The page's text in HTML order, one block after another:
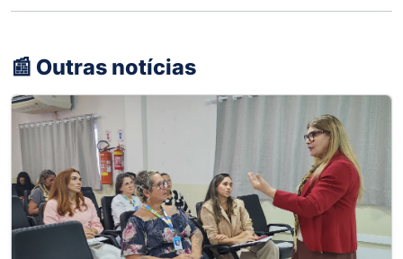
📰 Outras notícias